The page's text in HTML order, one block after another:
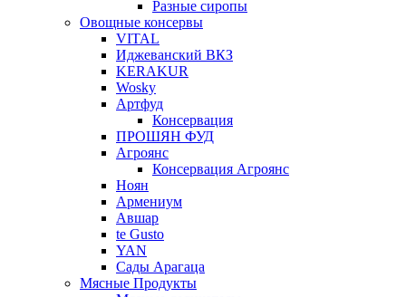
Разные сиропы
Овощные консервы
VITAL
Иджеванский ВКЗ
KERAKUR
Wosky
Артфуд
Консервация
ПРОШЯН ФУД
Агроянс
Консервация Агроянс
Ноян
Армениум
Авшар
te Gusto
YAN
Сады Арагаца
Мясные Продукты